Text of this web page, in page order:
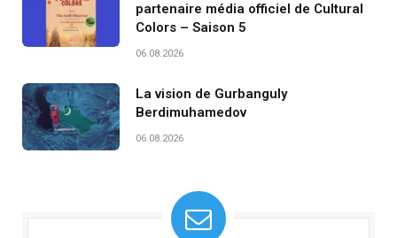
partenaire média officiel de Cultural
Colors – Saison 5
06.08.2026
La vision de Gurbanguly
Berdimuhamedov
06.08.2026